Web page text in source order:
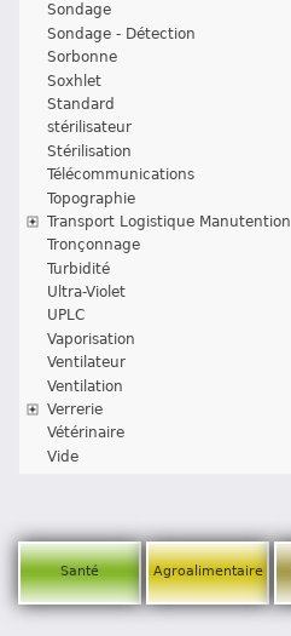
Sondage
Sondage - Détection
Sorbonne
Soxhlet
Standard
stérilisateur
Stérilisation
Télécommunications
Topographie
Transport Logistique Manutention
Tronçonnage
Turbidité
Ultra-Violet
UPLC
Vaporisation
Ventilateur
Ventilation
Verrerie
Vétérinaire
Vide
Santé Agroalimentaire